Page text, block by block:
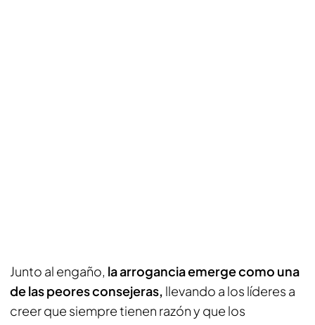
Junto al engaño, la arrogancia emerge como una
de las peores consejeras, llevando a los líderes a
creer que siempre tienen razón y que los